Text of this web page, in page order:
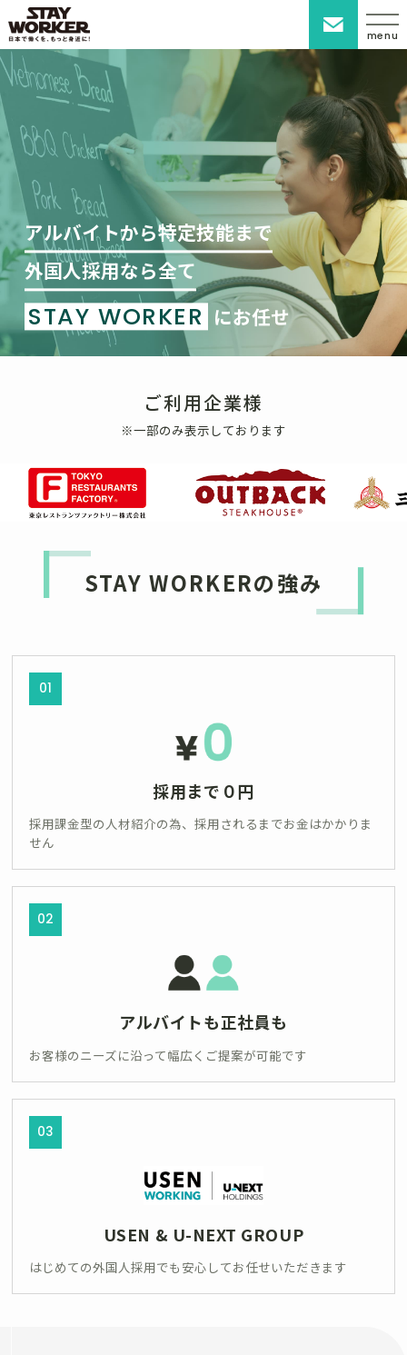
menu
アルバイトから特定技能まで
外国人採用なら全て
STAY WORKER にお任せ
ご利用企業様
※一部のみ表示しております
STAY WORKERの強み
01
採用まで０円
採用課金型の人材紹介の為、採用されるまでお金はかかりま
せん
02
アルバイトも正社員も
お客様のニーズに沿って幅広くご提案が可能です
03
USEN & U-NEXT GROUP
はじめての外国人採用でも安心してお任せいただきます